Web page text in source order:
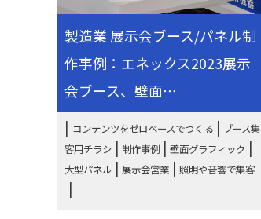
製造業 展示会ブース/パネル制
作事例：エネックス2023展示
会ブース、壁面⋯
コンテンツをゼロベースでつくる | ブース集
客用チラシ | 制作事例 | 壁面グラフィック |
大型パネル | 展示会営業 | 照明や音響で集客